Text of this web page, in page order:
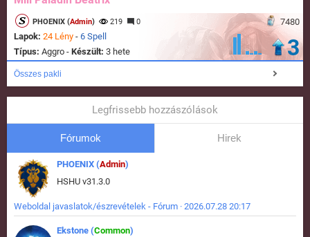
7480
PHOENIX (Admin) 219 0
Lapok: 24 Lény - 6 Spell
Típus: Aggro - Készült: 3 hete 3
Összes pakli
Legfrissebb hozzászólások
Fórumok Hirek
PHOENIX (Admin)
HSHU v31.3.0
Weboldal javaslatok/észrevételek - Fórum · 2026.07.28 20:17
Ekstone (Common)